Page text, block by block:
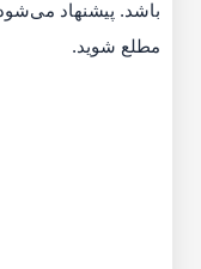
باشد. پیشنهاد
مطلع شوید.